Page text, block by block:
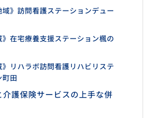
域》訪問看護ステーションデュー
》在宅療養支援ステーション楓の
》リハラボ訪問看護リハビリステ
町田
護保険サービスの上手な併